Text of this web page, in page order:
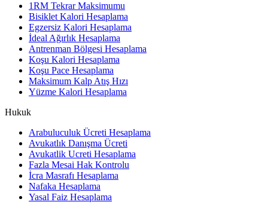
1RM Tekrar Maksimumu
Bisiklet Kalori Hesaplama
Egzersiz Kalori Hesaplama
İdeal Ağırlık Hesaplama
Antrenman Bölgesi Hesaplama
Koşu Kalori Hesaplama
Koşu Pace Hesaplama
Maksimum Kalp Atış Hızı
Yüzme Kalori Hesaplama
Hukuk
Arabuluculuk Ücreti Hesaplama
Avukatlık Danışma Ücreti
Avukatlik Ucreti Hesaplama
Fazla Mesai Hak Kontrolu
İcra Masrafı Hesaplama
Nafaka Hesaplama
Yasal Faiz Hesaplama